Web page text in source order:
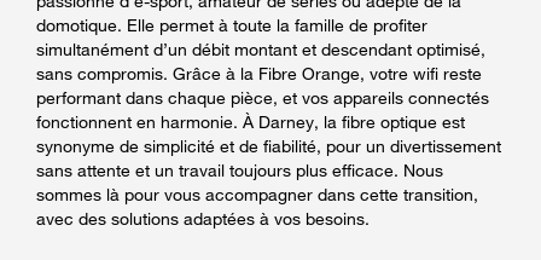
domotique. Elle permet à toute la famille de profiter
simultanément d’un débit montant et descendant optimisé,
sans compromis. Grâce à la Fibre Orange, votre wifi reste
performant dans chaque pièce, et vos appareils connectés
fonctionnent en harmonie. À Darney, la fibre optique est
synonyme de simplicité et de fiabilité, pour un divertissement
sans attente et un travail toujours plus efficace. Nous
sommes là pour vous accompagner dans cette transition,
avec des solutions adaptées à vos besoins.